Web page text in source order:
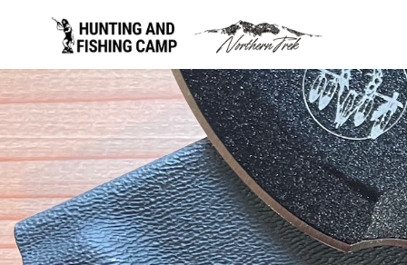
コ
ン
テ
ン
ツ
へ
移
動